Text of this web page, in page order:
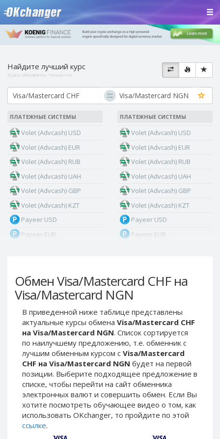
Обмен Visa/Mastercard CHF на
Visa/Mastercard NGN
В приведенной ниже таблице представлены
актуальные курсы обмена Visa/Mastercard CHF
на Visa/Mastercard NGN. Список сортируется
по наилучшему предложению, т.е. обменник с
лучшим обменным курсом с Visa/Mastercard
CHF на Visa/Mastercard NGN будет на первой
позиции. Выберите подходящее предложение в
списке, чтобы перейти на сайт обменника
электронных валют и совершить обмен. Если Вы
хотите посмотреть обучающее видео о том, как
использовать OKchanger, то пройдите по этой
ссылке.
Найдите лучший курс
Курсы обновлены: только что
ПЛАТЕЖНЫЕ СИСТЕМЫ
Volet (Advcash) USD
Volet (Advcash) EUR
Volet (Advcash) RUB
Volet (Advcash) UAH
Volet (Advcash) GBP
Volet (Advcash) KZT
Payeer USD
Payeer EUR
Payeer Tether ERC20
(USDT)
Payeer UAH
ЮMoney RUB
ЮMoney KZT
PayPal USD
PayPal EUR
PayPal GBP
PayPal CAD
PayPal AUD
PayPal RUB
PayPal CZK
ПЛАТЕЖНЫЕ СИСТЕМЫ
Volet (Advcash) USD
Volet (Advcash) EUR
Volet (Advcash) RUB
Volet (Advcash) UAH
Volet (Advcash) GBP
Volet (Advcash) KZT
Payeer USD
Payeer EUR
Payeer Tether ERC20
(USDT)
Payeer UAH
ЮMoney RUB
ЮMoney KZT
PayPal USD
PayPal EUR
PayPal GBP
PayPal CAD
PayPal AUD
PayPal RUB